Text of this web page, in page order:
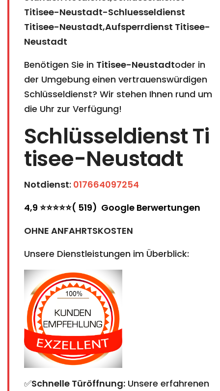
Titisee-Neustadt-Schluesseldienst
Titisee-Neustadt,Aufsperrdienst Titisee-
Neustadt
Benötigen Sie in Titisee-Neustadtoder in
der Umgebung einen vertrauenswürdigen
Schlüsseldienst? Wir stehen Ihnen rund um
die Uhr zur Verfügung!
Schlüsseldienst Ti
tisee-Neustadt
Notdienst: 017664097254
4,9 ⭐⭐⭐⭐⭐( 519) Google Berwertungen
OHNE ANFAHRTSKOSTEN
Unsere Dienstleistungen im Überblick:
✅Schnelle Türöffnung: Unsere erfahrenen